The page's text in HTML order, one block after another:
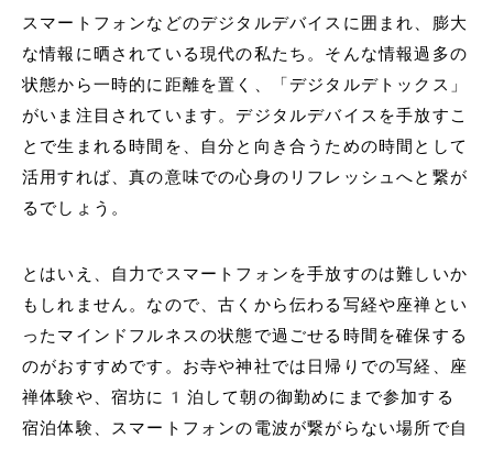
スマートフォンなどのデジタルデバイスに囲まれ、膨大
な情報に晒されている現代の私たち。そんな情報過多の
状態から一時的に距離を置く、「デジタルデトックス」
がいま注目されています。デジタルデバイスを手放すこ
とで生まれる時間を、自分と向き合うための時間として
活用すれば、真の意味での心身のリフレッシュへと繋が
るでしょう。
とはいえ、自力でスマートフォンを手放すのは難しいか
もしれません。なので、古くから伝わる写経や座禅とい
ったマインドフルネスの状態で過ごせる時間を確保する
のがおすすめです。お寺や神社では日帰りでの写経、座
禅体験や、宿坊に1泊して朝の御勤めにまで参加する
宿泊体験、スマートフォンの電波が繋がらない場所で自